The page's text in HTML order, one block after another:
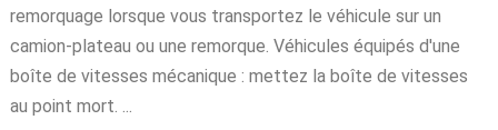
remorquage lorsque vous transportez le véhicule sur un
camion-plateau ou une remorque. Véhicules équipés d'une
boîte de vitesses mécanique : mettez la boîte de vitesses
au point mort. ...